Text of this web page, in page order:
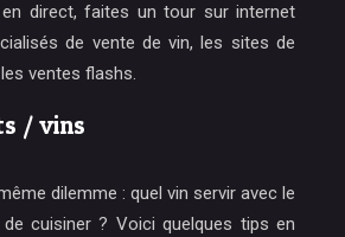
en direct, faites un tour sur internet
de vente de vin, les sites de
ventes flashs.
/ vins
dilemme : quel vin servir avec le
cuisiner ? Voici quelques tips en